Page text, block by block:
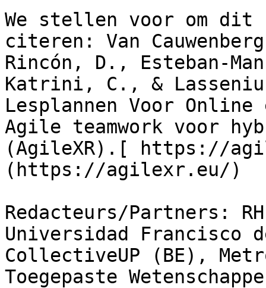
We stellen voor om
citeren: Van
Rincón, D., Esteban-
Katrini, C., &
Lesplannen Voor Online
Agile teamwork voor
(AgileXR).[ https://
(https://agilexr.eu/)
Redacteurs/Partners:
Universidad Francisco
CollectiveUP (BE),
Toegepaste